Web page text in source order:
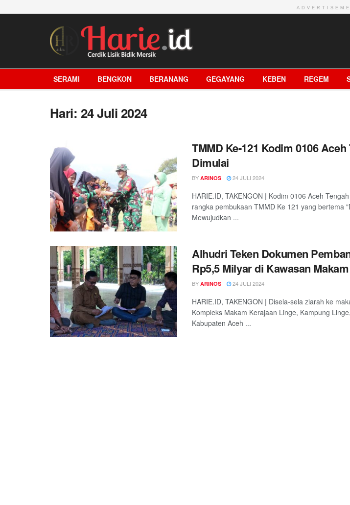
SERAMI BENGKON BERANANG GEGAYANG KEBEN REGEM
Hari: 24 Juli 2024
TMMD Ke-121 Kodim 0106 Aceh
Dimulai
BY ARINOS 24 JULI 2024
HARIE.ID, TAKENGON | Kodim 0106 Aceh
rangka pembukaan TMMD Ke 121 yang bertema
Mewujudkan ...
Alhudri Teken Dokumen
Rp5,5 Milyar di Kawasan
BY ARINOS 24 JULI 2024
HARIE.ID, TAKENGON | Disela-sela ziarah ke
Kompleks Makam Kerajaan Linge, Kampung
Kabupaten Aceh ...